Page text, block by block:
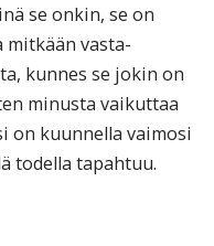
se onkin, se on
mitkään vasta-
kunnes se jokin on
minusta vaikuttaa
on kuunnella vaimosi
todella tapahtuu.